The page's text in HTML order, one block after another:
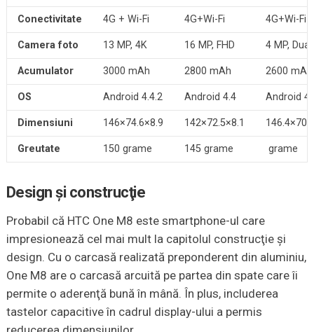
Conectivitate 4G + Wi-Fi 4G+Wi-Fi 4G+Wi-Fi
Camera foto 13 MP, 4K 16 MP, FHD 4 MP, Dual
Acumulator 3000 mAh 2800 mAh 2600 mAh
OS Android 4.4.2 Android 4.4 Android
Dimensiuni 146×74.6×8.9 142×72.5×8.1
Greutate 150 grame 145 grame grame
Design şi construcţie
Probabil că HTC One M8 este smartphone-ul care
impresionează cel mai mult la capitolul construcţie şi
design. Cu o carcasă realizată preponderent din aluminiu,
One M8 are o carcasă arcuită pe partea din spate care îi
permite o aderenţă bună în mână. În plus, includerea
tastelor capacitive în cadrul display-ului a permis